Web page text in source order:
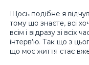
Щось подібне я
тому що знаєте, всі
всім і відразу зі всіх
інтерв’ю. Так що з
що моє життя стає